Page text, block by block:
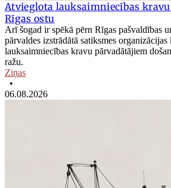
Atvieglota lauksaimniecības
Rīgas ostu
Arī šogad ir spēkā pērn Rīgas pašvaldības
pārvaldes izstrādātā satiksmes
lauksaimniecības kravu pārvadātājiem
ražu.
Ziņas
•
06.08.2026